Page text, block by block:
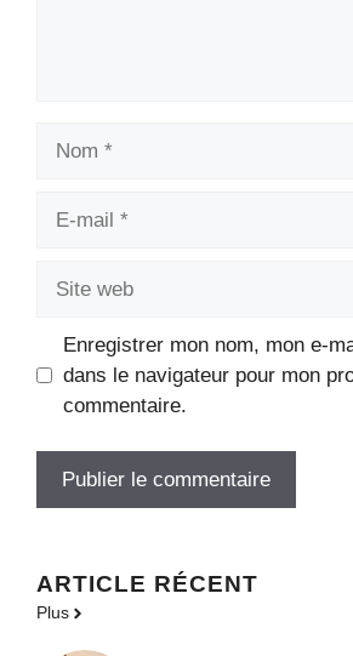
Enregistrer mon nom, mon e-
dans le navigateur pour mon
commentaire.
ARTICLE RÉCENT
Plus